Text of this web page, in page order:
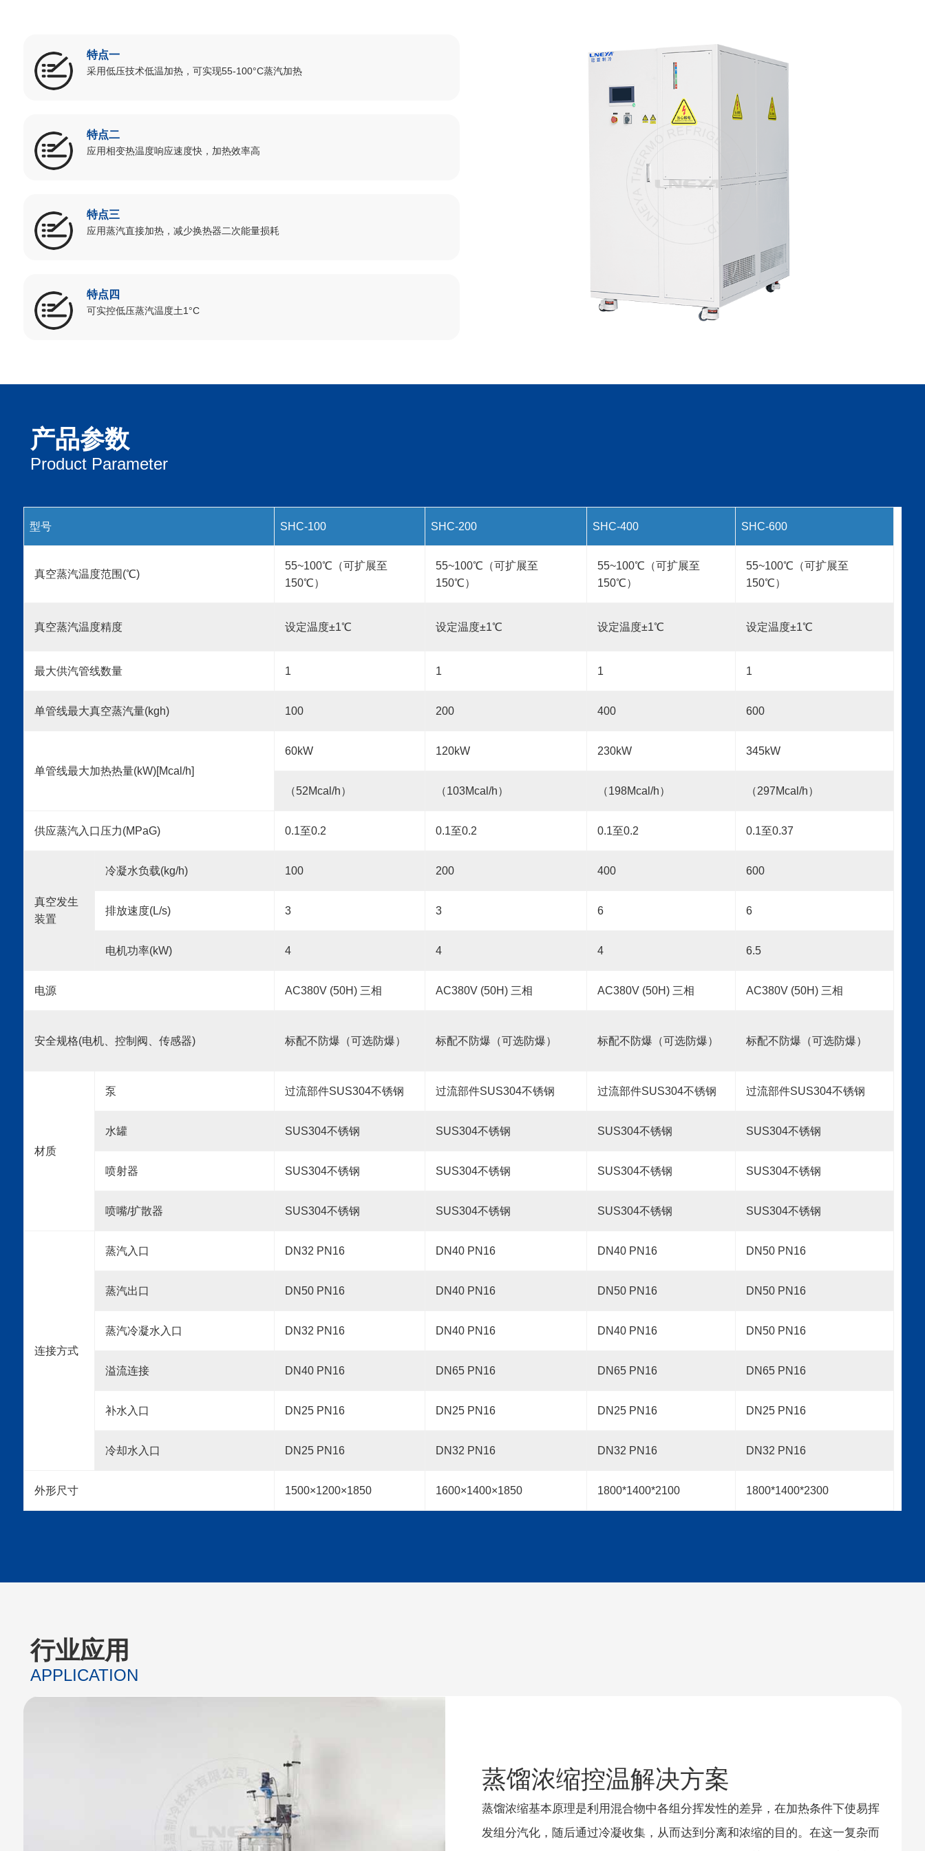
特点一
采用低压技术低温加热，可实现55-100°C蒸汽加热
特点二
应用相变热温度响应速度快，加热效率高
特点三
应用蒸汽直接加热，减少换热器二次能量损耗
特点四
可实控低压蒸汽温度土1°C
产品参数
Product Parameter
型号 SHC-100 SHC-200 SHC-400 SHC-600
真空蒸汽温度范围(℃)
55~100℃（可扩展至
150℃）
55~100℃（可扩展至
150℃）
55~100℃（可扩展至
150℃）
55~100℃（可扩展至
150℃）
真空蒸汽温度精度 设定温度±1℃ 设定温度±1℃ 设定温度±1℃ 设定温度±1℃
最大供汽管线数量 1 1 1 1
单管线最大真空蒸汽量(kgh) 100 200 400 600
单管线最大加热热量(kW)[Mcal/h]
60kW 120kW 230kW 345kW
（52Mcal/h） （103Mcal/h） （198Mcal/h） （297Mcal/h）
供应蒸汽入口压力(MPaG) 0.1至0.2 0.1至0.2 0.1至0.2 0.1至0.37
真空发生
装置
冷凝水负载(kg/h) 100 200 400 600
排放速度(L/s) 3 3 6 6
电机功率(kW) 4 4 4 6.5
电源 AC380V (50H) 三相 AC380V (50H) 三相 AC380V (50H) 三相 AC380V (50H) 三相
安全规格(电机、控制阀、传感器) 标配不防爆（可选防爆） 标配不防爆（可选防爆） 标配不防爆（可选防爆） 标配不防爆（可选防爆）
材质
泵 过流部件SUS304不锈钢 过流部件SUS304不锈钢 过流部件SUS304不锈钢 过流部件SUS304不锈钢
水罐 SUS304不锈钢 SUS304不锈钢 SUS304不锈钢 SUS304不锈钢
喷射器 SUS304不锈钢 SUS304不锈钢 SUS304不锈钢 SUS304不锈钢
喷嘴/扩散器 SUS304不锈钢 SUS304不锈钢 SUS304不锈钢 SUS304不锈钢
连接方式
蒸汽入口 DN32 PN16 DN40 PN16 DN40 PN16 DN50 PN16
蒸汽出口 DN50 PN16 DN40 PN16 DN50 PN16 DN50 PN16
蒸汽冷凝水入口 DN32 PN16 DN40 PN16 DN40 PN16 DN50 PN16
溢流连接 DN40 PN16 DN65 PN16 DN65 PN16 DN65 PN16
补水入口 DN25 PN16 DN25 PN16 DN25 PN16 DN25 PN16
冷却水入口 DN25 PN16 DN32 PN16 DN32 PN16 DN32 PN16
外形尺寸 1500×1200×1850 1600×1400×1850 1800*1400*2100 1800*1400*2300
行业应用
APPLICATION
蒸馏浓缩控温解决方案
蒸馏浓缩基本原理是利用混合物中各组分挥发性的差异，在加热条件下使易挥
发组分汽化，随后通过冷凝收集，从而达到分离和浓缩的目的。在这一复杂而